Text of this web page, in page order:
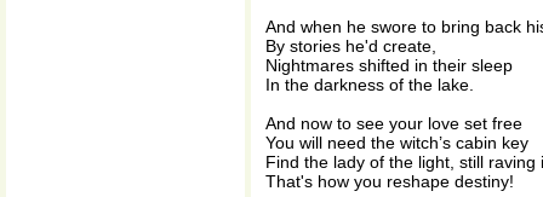
And when he swore to bring back
By stories he'd create,
Nightmares shifted in their sleep
In the darkness of the lake.
And now to see your love set free
You will need the witch’s cabin key
Find the lady of the light, still raving
That's how you reshape destiny!